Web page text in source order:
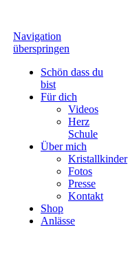
Navigation
überspringen
Schön dass du
bist
Für dich
Videos
Herz
Schule
Über mich
Kristallkinder
Fotos
Presse
Kontakt
Shop
Anlässe